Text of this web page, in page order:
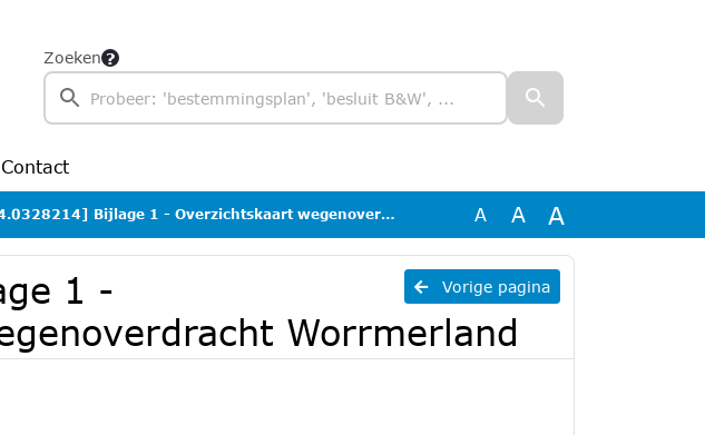
Zoeken
Contact
Bijlage 1 - Overzichtskaart wegenoverdracht Worrmerland A A A
Vorige pagina
1 -
Worrmerland